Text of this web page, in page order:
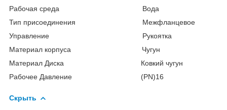
Рабочая среда Вода
Тип присоединения Межфланцевое
Управление Рукоятка
Материал корпуса Чугун
Материал Диска Ковкий чугун
Рабочее Давление (PN)16
Скрыть